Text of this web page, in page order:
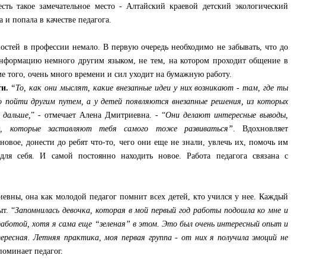
такое замечательное место - Алтайский краевой детский экологический
попала в качестве педагога.
в профессии немало. В первую очередь необходимо не забывать, что до
немного другим языком, не тем, на котором проходит общение в
того, очень много времени и сил уходит на бумажную работу.
“То, как они мыслят, какие внезапные идеи у них возникают - там, где ты
другим путем, а у детей появляются внезапные решения, из которых
” - отмечает Алена Дмитриевна. - “Они делают интересные выводы,
которые заставляют тебя самого тоже развиваться”. Вдохновляет
донести до ребят что-то, чего они еще не знали, увлечь их, помочь им
себя. И самой постоянно находить новое. Работа педагога связана с
она как молодой педагог помнит всех детей, кто учился у нее. Каждый
“Запомнилась девочка, которая в мой первый год работы подошла ко мне и
хотя я сама еще “зеленая” в этом. Это был очень интересный опыт и
Летняя практика, моя первая группа - от них я получила эмоций не
педагог.